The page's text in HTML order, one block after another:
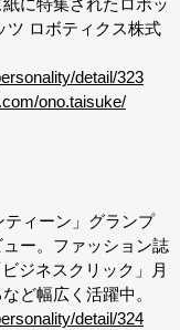
に特集されたロボッ
ツ ロボティクス株式
detail/323
ono.taisuke/
ティーン」グランプ
ー。ファッション誌
ジネスクリック」月
ど幅広く活躍中。
detail/324